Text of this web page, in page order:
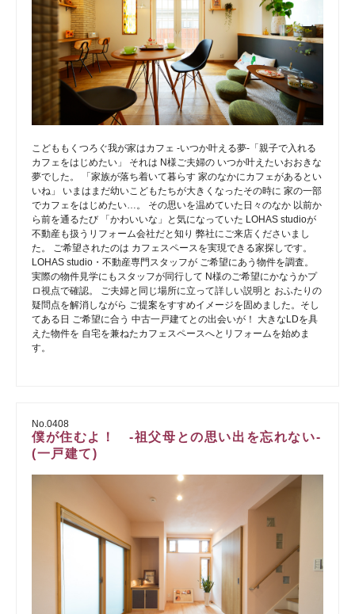
こどももくつろぐ我が家はカフェ -いつか叶える夢-「親子で入れる
カフェをはじめたい」 それは N様ご夫婦の いつか叶えたいおおきな
夢でした。 「家族が落ち着いて暮らす 家のなかにカフェがあるとい
いね」 いまはまだ幼いこどもたちが大きくなったその時に 家の一部
でカフェをはじめたい…。 その思いを温めていた日々のなか 以前か
ら前を通るたび 「かわいいな」と気になっていた LOHAS studioが
不動産も扱うリフォーム会社だと知り 弊社にご来店くださいまし
た。 ご希望されたのは カフェスペースを実現できる家探しです。
LOHAS studio・不動産専門スタッフが ご希望にあう物件を調査。
実際の物件見学にもスタッフが同行して N様のご希望にかなうかプ
ロ視点で確認。 ご夫婦と同じ場所に立って詳しい説明と おふたりの
疑問点を解消しながら ご提案をすすめイメージを固めました。そし
てある日 ご希望に合う 中古一戸建てとの出会いが！ 大きなLDを具
えた物件を 自宅を兼ねたカフェスペースへとリフォームを始めま
す。
No.0408
僕が住むよ！ -祖父母との思い出を忘れない-
(一戸建て)